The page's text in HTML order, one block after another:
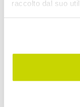
raccolto dal suo